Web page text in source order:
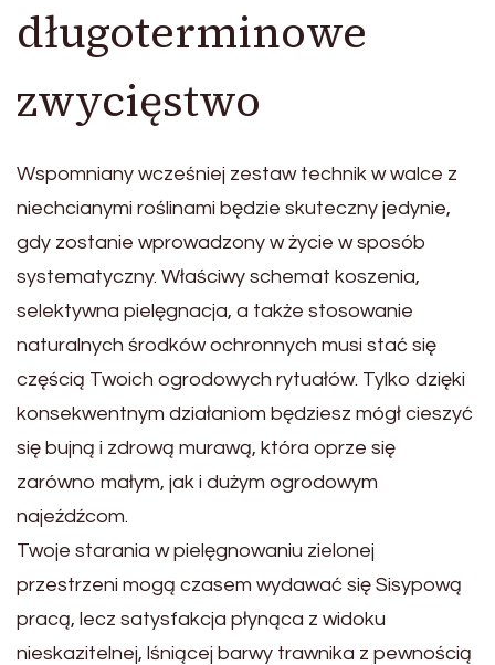
długoterminowe
zwycięstwo
Wspomniany wcześniej zestaw technik w walce z
niechcianymi roślinami będzie skuteczny jedynie,
gdy zostanie wprowadzony w życie w sposób
systematyczny. Właściwy schemat koszenia,
selektywna pielęgnacja, a także stosowanie
naturalnych środków ochronnych musi stać się
częścią Twoich ogrodowych rytuałów. Tylko dzięki
konsekwentnym działaniom będziesz mógł cieszyć
się bujną i zdrową murawą, która oprze się
zarówno małym, jak i dużym ogrodowym
najeźdźcom.
Twoje starania w pielęgnowaniu zielonej
przestrzeni mogą czasem wydawać się Sisypową
pracą, lecz satysfakcja płynąca z widoku
nieskazitelnej, lśniącej barwy trawnika z pewnością